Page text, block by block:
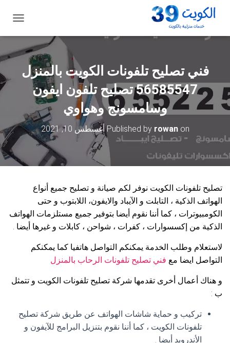
ب
ي
ل
فني تصليح تلفونات الكويت بالمنزل
56585547 تصليح تلفون ايفون
وسامسونج وهواوي
Published by rowanon أغسطس 10, 2021
تصليح تلفونات الكويت نوفر لكم صيانة و تصليح جميع أنواع
الهواتف الذكية ، التابلت و الآيباد والايفون، اللابتوب و حتى
الكومبيوترات ، كما أننا نقوم أيضا بتوفير جميع مستلزمات الهواتف
الذكية من إكسسوارات ، كفرات ، شواحن ، كابلات و غيرها أيضا .
لاستعلام وطلب الخدمة يمكنكم التواصل هاتفيا كما يمكنكم
التواصل ايضا مع فني تصليح تلفونات الرحاب بالمنزل
و هناك أعمال أخرى تقدمها شركة تصليح تلفونات الكويت و تتمثل
ب :
تركيب و حماية شاشات الهواتف عن طريق شركة تصليح
تلفونات الكويت ، كما أننا نقوم بتنزيل البرامج للآيفون و
الأندرويد أيضا .